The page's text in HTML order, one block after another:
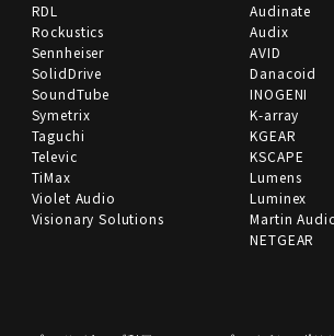
RDL
Rockustics
Sennheiser
SolidDrive
SoundTube
Symetrix
Taguchi
Televic
TiMax
Violet Audio
Visionary Solutions
Audinate
Audix
AVID
Danacoid
INOGENI
K-array
KGEAR
KSCAPE
Lumens
Luminex
Martin
NETGEAR